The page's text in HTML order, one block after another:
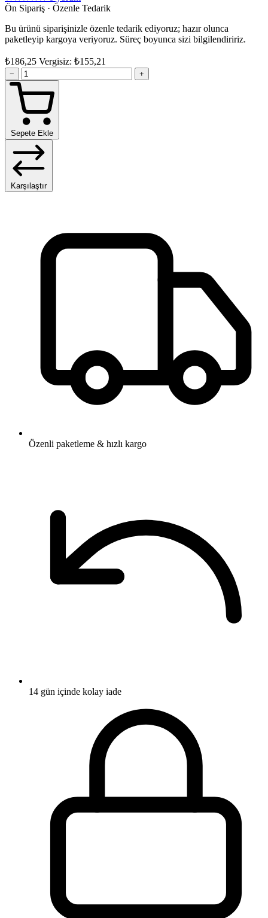
Ön Sipariş · Özenle Tedarik
Bu ürünü siparişinizle özenle tedarik ediyoruz; hazır olunca
paketleyip kargoya veriyoruz. Süreç boyunca sizi bilgilendiririz.
₺186,25 Vergisiz: ₺155,21
− +
Sepete Ekle
Karşılaştır
Özenli paketleme & hızlı kargo
14 gün içinde kolay iade